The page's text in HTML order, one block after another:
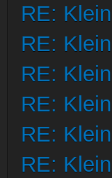
RE:
RE:
RE:
RE:
RE:
RE: